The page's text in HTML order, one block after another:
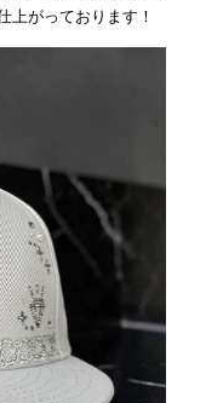
上がっております！